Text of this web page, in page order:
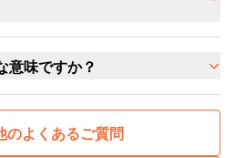
意味ですか？
のよくあるご質問